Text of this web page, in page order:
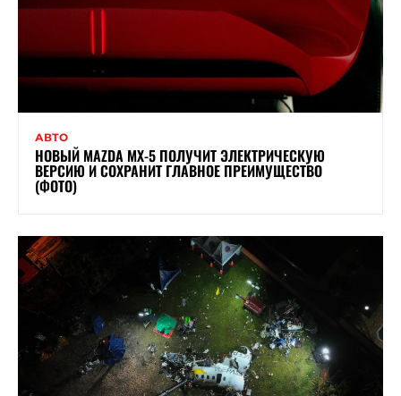
АВТО
НОВЫЙ MAZDA MX-5 ПОЛУЧИТ ЭЛЕКТРИЧЕСКУЮ
ВЕРСИЮ И СОХРАНИТ ГЛАВНОЕ ПРЕИМУЩЕСТВО
(ФОТО)